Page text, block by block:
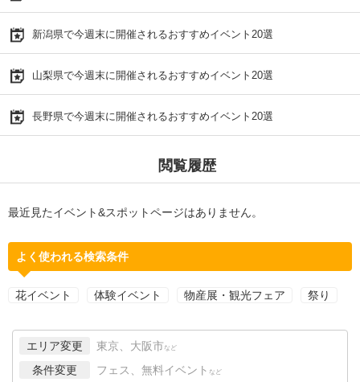
新潟県で今週末に開催されるおすすめイベント20選
山梨県で今週末に開催されるおすすめイベント20選
長野県で今週末に開催されるおすすめイベント20選
閲覧履歴
最近見たイベント&スポットページはありません。
よく使われる検索条件
花イベント 体験イベント 物産展・観光フェア 祭り
エリア変更 東京、大阪市 など
条件変更 フェス、無料イベント など